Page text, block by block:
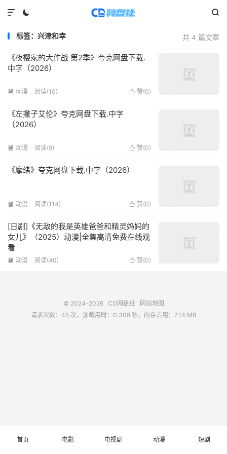
 

共 4 篇文章
标签：兴津和幸
《夜樱家的大作战 第2季》夸克网盘下载.
中字（2026）
 赞(0)
 动漫 阅读(10)
《左撇子艾伦》夸克网盘下载.中字
（2026）
 赞(0)
 动漫 阅读(9)
《摩绪》夸克网盘下载.中字（2026）
 赞(0)
 动漫 阅读(114)
[日剧]《无敌的我是英雄爸爸和精灵妈妈的
女儿》（2025）动漫|全集高清免费在线观
看
 赞(0)
 动漫 阅读(40)
© 2024-2026 CD网盘社
网站地图
请求次数：45 次，加载用时：0.308 秒，内存占用：7.14 MB
首页 电影 电视剧 动漫 短剧